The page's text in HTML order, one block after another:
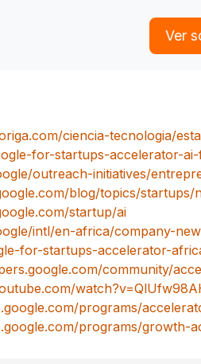
Ver
ciencia-tecnologia/
for-startups-accelerator-
outreach-initiatives/
blog/topics/
startup/ai
intl/en-africa/company-
for-startups-accelerator-
community/
programs/
programs/growth-